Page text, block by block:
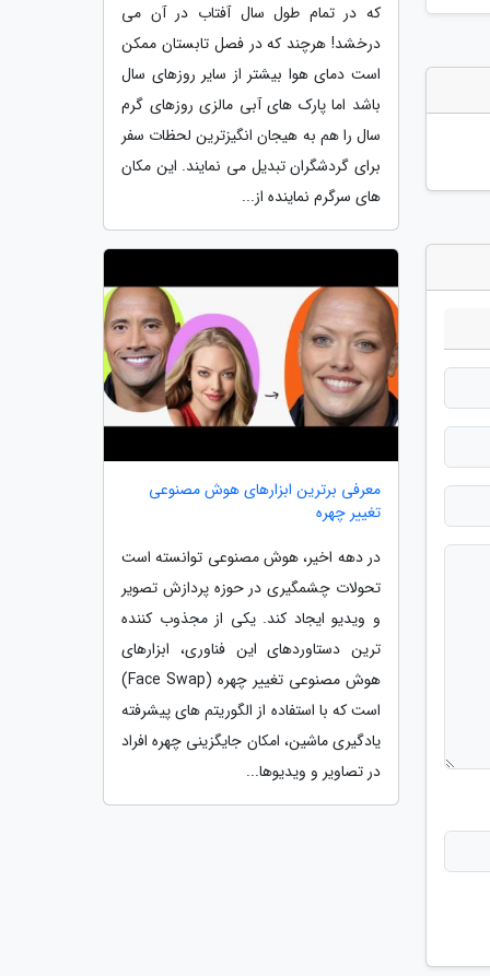
که در تمام طول سال آفتاب در آن می
درخشد! هرچند که در فصل تابستان ممکن
است دمای هوا بیشتر از سایر روزهای سال
باشد اما پارک های آبی مالزی روزهای گرم
سال را هم به هیجان انگیزترین لحظات سفر
برای گردشگران تبدیل می نمایند. این مکان
های سرگرم نماینده از...
معرفی برترین ابزارهای هوش مصنوعی
تغییر چهره
در دهه اخیر، هوش مصنوعی توانسته است
تحولات چشمگیری در حوزه پردازش تصویر
و ویدیو ایجاد کند. یکی از مجذوب کننده
ترین دستاوردهای این فناوری، ابزارهای
هوش مصنوعی تغییر چهره (Face Swap)
است که با استفاده از الگوریتم های پیشرفته
یادگیری ماشین، امکان جایگزینی چهره افراد
در تصاویر و ویدیوها...